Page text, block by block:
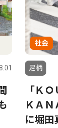
社会
足柄
「Ｋ
ＫＡＮ
に堀田